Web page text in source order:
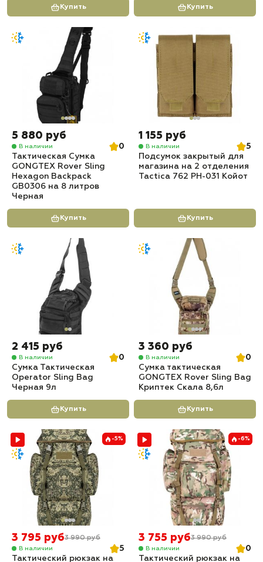
Купить Купить
5 880 руб
В наличии
0
Тактическая Сумка
GONGTEX Rover Sling
Hexagon Backpack
GB0306 на 8 литров
Черная
Купить
1 155 руб
В наличии
5
Подсумок закрытый для
магазина на 2 отделения
Tactica 762 PH-031 Койот
Купить
2 415 руб
В наличии
0
Сумка Тактическая
Operator Sling Bag
Черная 9л
Купить
3 360 руб
В наличии
0
Сумка тактическая
GONGTEX Rover Sling Bag
Криптек Скала 8,6л
Купить
-5%
3 795 руб3 990 руб
В наличии
5
Тактический рюкзак на
-6%
3 755 руб3 990 руб
В наличии
0
Тактический рюкзак на